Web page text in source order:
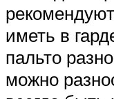
иметь в
пальто
можно